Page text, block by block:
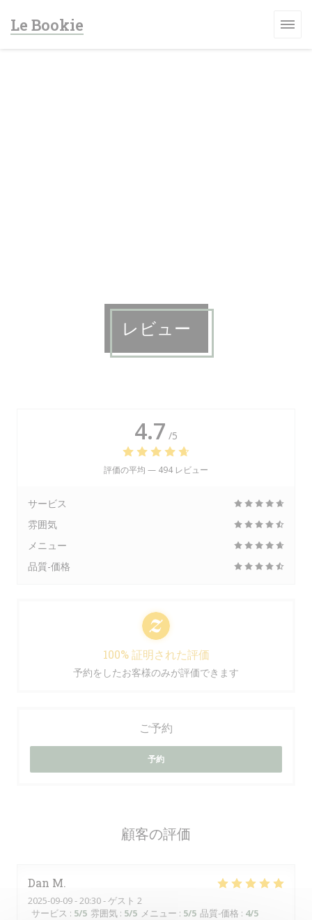
Le Bookie
レビュー
顧客の評価
Dan M
2025-09-09- 20:30 - ゲスト 2
サービス : 5/5 雰囲気 : 5/5 メニュー : 5/5 品質-価格 : 4/5
4.7 /5
評価の平均 — 494 レビュー
サービス
雰囲気
メニュー
品質-価格
100% 証明された評価
予約をしたお客様のみが評価できます
ご予約
予約